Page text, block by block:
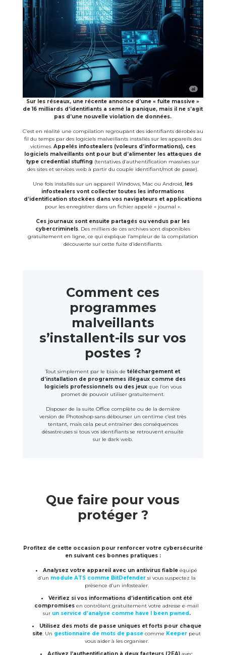
Sur les réseaux, une récente annonce d’une « fuite massive »
de 16 milliards d’identifiants a semé la panique, mais il ne s’agit
pas d’une nouvelle violation de données.
C’est en réalité une compilation regroupant des identifiants dérobés au
fil du temps par des logiciels malveillants installés sur les appareils des
victimes. Appelés infostealers (voleurs d’informations), ces
logiciels malveillants ont pour but d’alimenter les attaques de
type credential stuffing (tentatives d’authentification massives sur
des sites et services web à partir du couple identifiant/mot de passe).
Une fois installés sur un appareil Windows, Mac ou Android, les
infostealers vont collecter toutes les informations
d’identification stockées dans vos navigateurs et applications
pour les enregistrer dans un fichier appelé « journal ».
Ces journaux sont ensuite partagés ou vendus par les
cybercriminels. Des milliers de ces archives sont disponibles
gratuitement en ligne, ce qui explique l’ampleur de la compilation
découverte sur cette fuite d’identifiants.
Comment ces
programmes
malveillants
s’installent-ils sur vos
postes ?
Tout simplement par le biais detéléchargement et
d’installation de programmes illégaux comme des
logiciels professionnels ou des jeuxque l’on vous
promet de pouvoir utiliser gratuitement.
Disposer de la suite Office complète ou de la dernière
version de Photoshop sans débourser un centime c’est très
tentant, mais cela peut entraîner des conséquences
désastreuses si tous vos identifiants se retrouvent ensuite
sur le dark web.
Que faire pour vous
protéger ?
Profitez de cette occasion pour renforcer votre cybersécurité
en suivant ces bonnes pratiques :
Analysez votre appareil avec un antivirus fiable équipé
d’un module ATS comme BitDefendersi vous suspectez la
présence d’un infostealer.
Vérifiez si vos informations d’identification ont été
compromises en contrôlant gratuitement votre adresse e-mail
sur un service d’analyse comme have I been pwned .
Utilisez des mots de passe uniques et forts pour chaque
site. Un gestionnaire de mots de passe comme Keeper peut
vous aider à les organiser.